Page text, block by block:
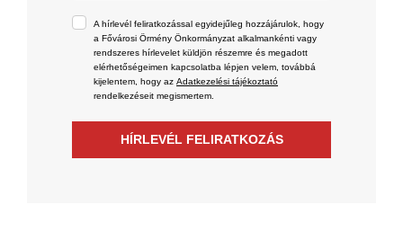
A hírlevél feliratkozással egyidejűleg hozzájárulok, hogy
a Fővárosi Örmény Önkormányzat alkalmankénti vagy
rendszeres hírlevelet küldjön részemre és megadott
elérhetőségeimen kapcsolatba lépjen velem, továbbá
kijelentem, hogy az Adatkezelési tájékoztató
rendelkezéseit megismertem.
HÍRLEVÉL FELIRATKOZÁS